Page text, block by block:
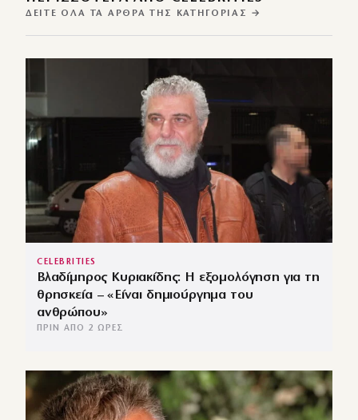
ΔΕΊΤΕ ΌΛΑ ΤΑ ΆΡΘΡΑ ΤΗΣ ΚΑΤΗΓΟΡΊΑΣ →
CELEBRITIES
Βλαδίμηρος Κυριακίδης: Η εξομολόγηση για τη
θρησκεία – «Είναι δημιούργημα του
ανθρώπου»
ΠΡΙΝ ΑΠΌ 2 ΏΡΕΣ